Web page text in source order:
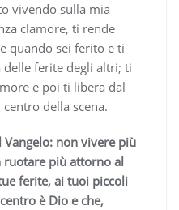
vivendo sulla mia
clamore, ti rende
quando sei ferito e ti
delle ferite degli altri; ti
e poi ti libera dal
della scena.
non vivere più
ruotare più attorno al
ferite, ai tuoi piccoli
è Dio e che,